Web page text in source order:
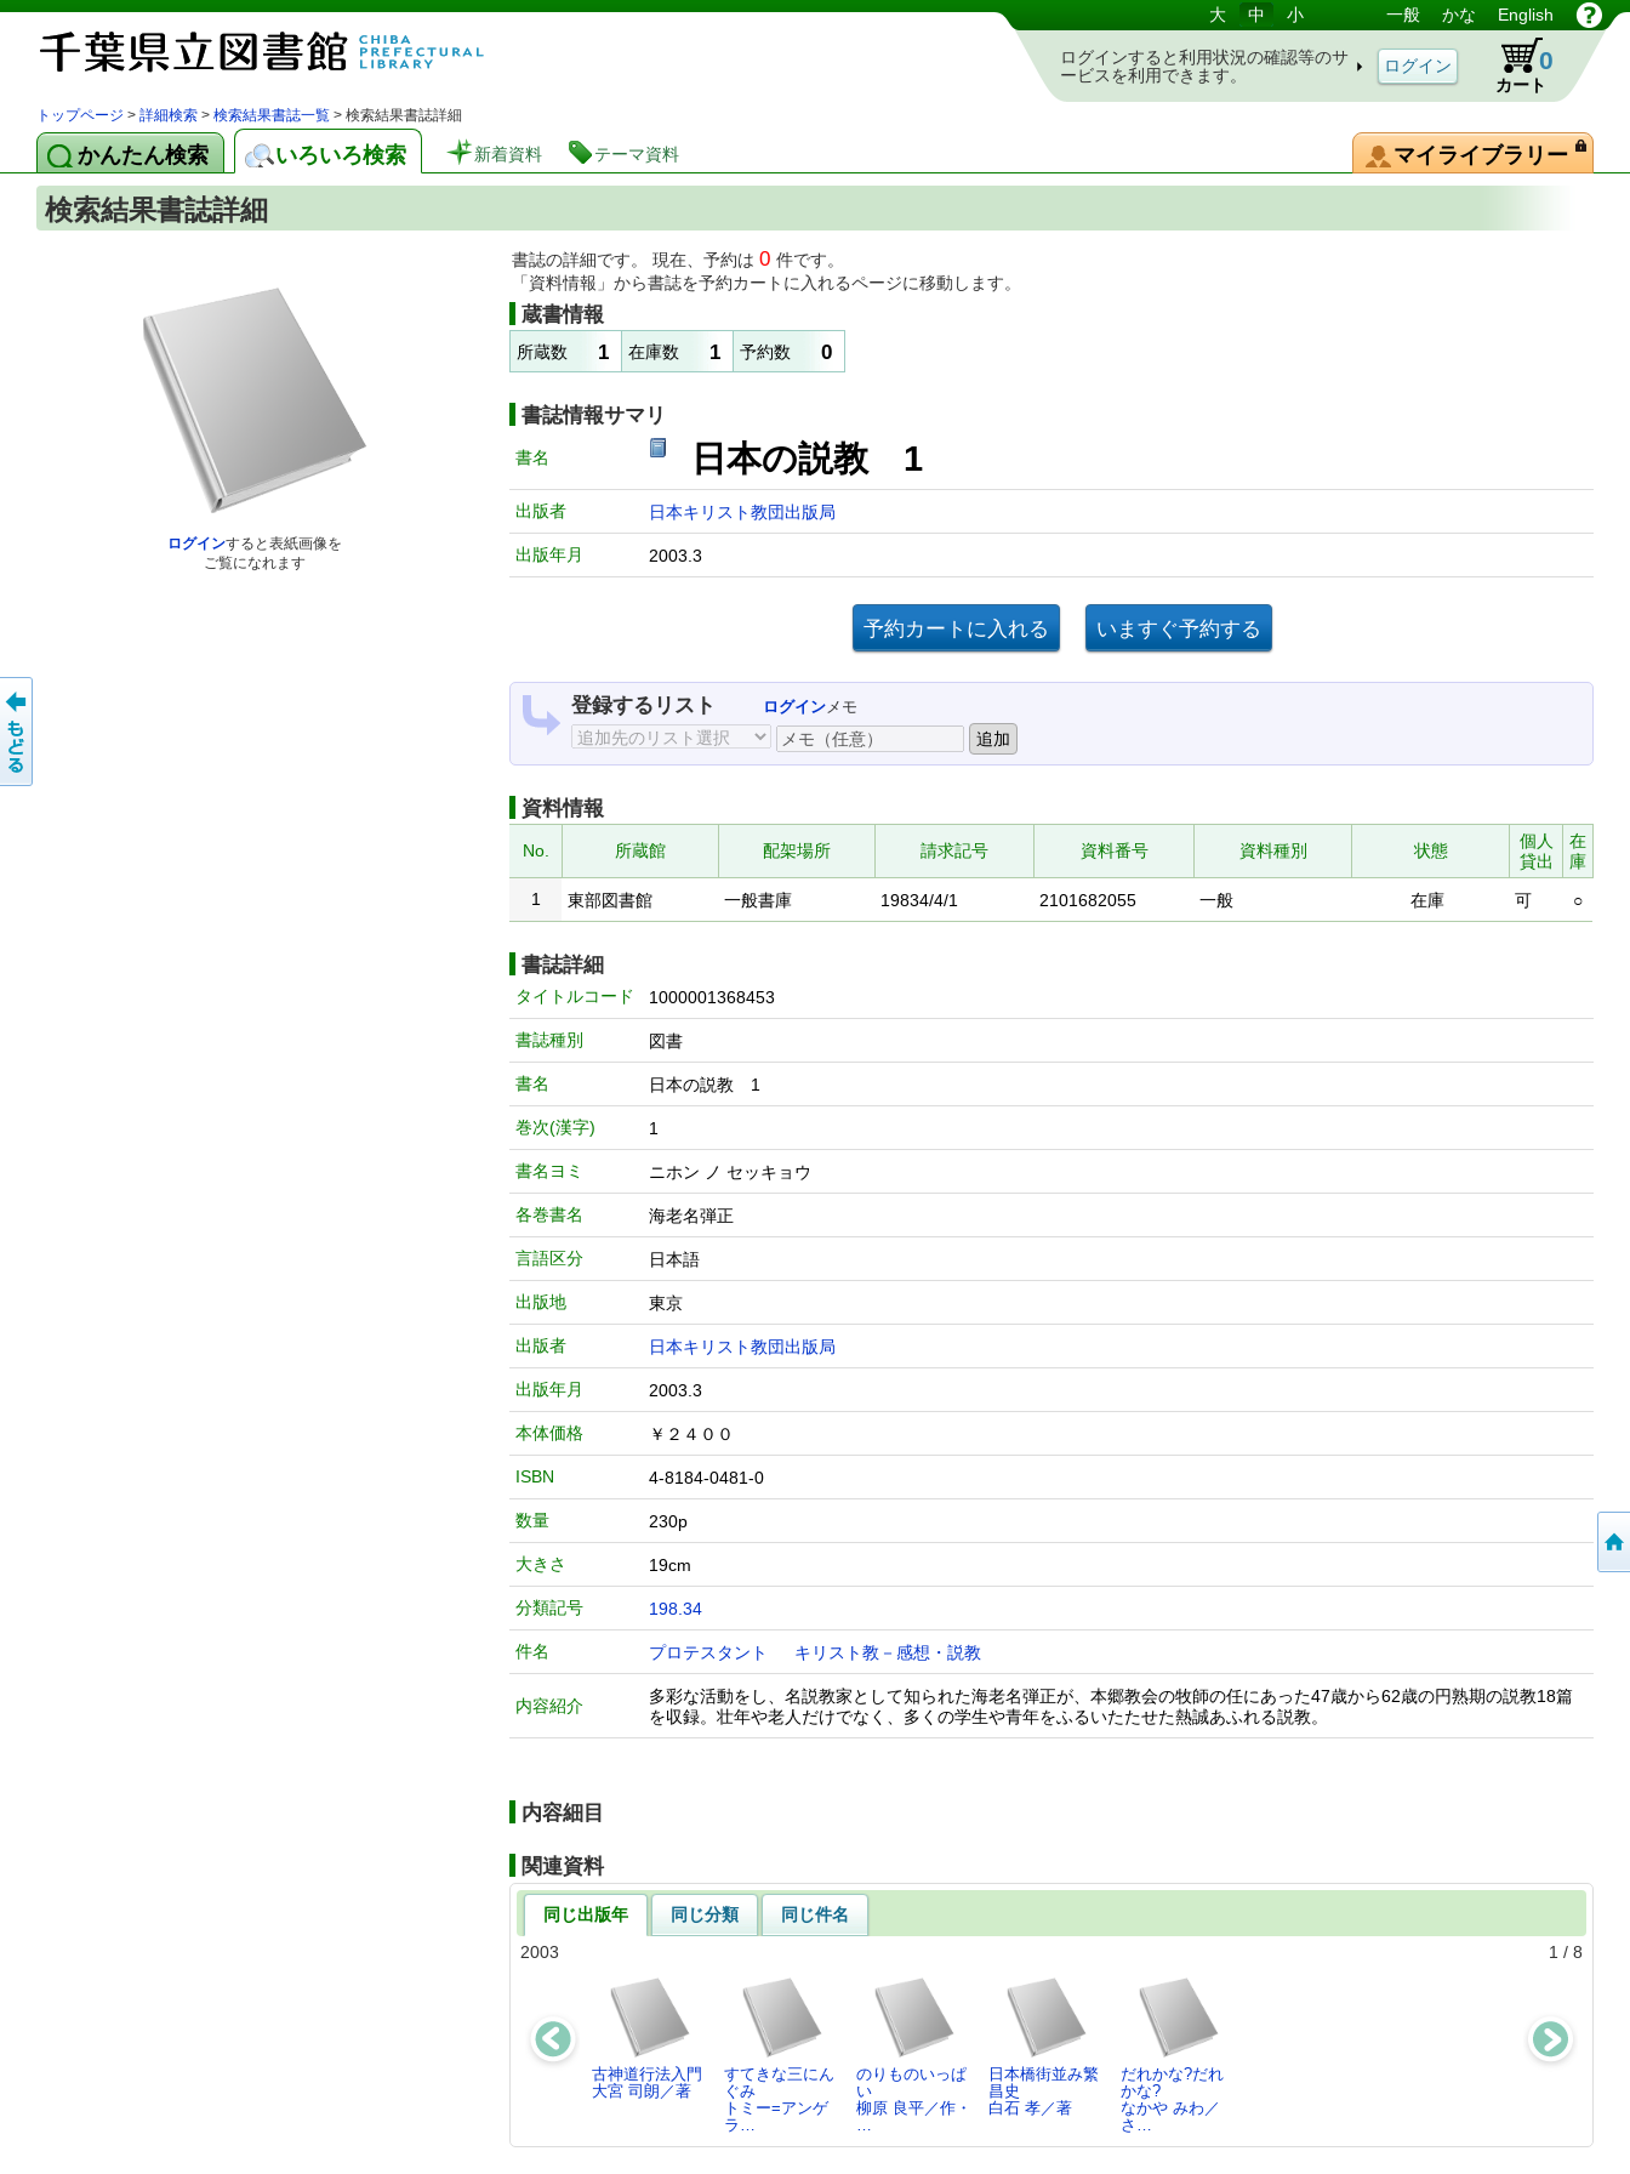
図書館 蔵書検索・予約システム 大 中 小 一般 かな English
ログインすると利用状況の確認等のサ
ービスを利用できます。
カート
0
トップページ > 詳細検索 > 検索結果書誌一覧 > 検索結果書誌詳細
かんたん検索 いろいろ検索 新着資料 テーマ資料 マイライブラリー
検索結果書誌詳細
ログインすると表紙画像を
ご覧になれます
書誌の詳細です。 現在、予約は 0 件です。
「資料情報」から書誌を予約カートに入れるページに移動します。
蔵書情報
所蔵数 1 在庫数 1 予約数 0
書誌情報サマリ
書名 日本の説教 1
出版者 日本キリスト教団出版局
出版年月 2003.3
登録するリスト ログインメモ
資料情報
No. 所蔵館 配架場所 請求記号 資料番号 資料種別 状態
個人
貸出
在
庫
1
東部図書館 一般書庫 19834/4/1 2101682055 一般 在庫 可 ○
書誌詳細
タイトルコード 1000001368453
書誌種別 図書
書名 日本の説教 1
巻次(漢字) 1
書名ヨミ ニホン ノ セッキョウ
各巻書名 海老名弾正
言語区分 日本語
出版地 東京
出版者 日本キリスト教団出版局
出版年月 2003.3
本体価格 ￥２４００
ISBN 4-8184-0481-0
数量 230p
大きさ 19cm
分類記号 198.34
件名 プロテスタント キリスト教－感想・説教
内容紹介
多彩な活動をし、名説教家として知られた海老名弾正が、本郷教会の牧師の任にあった47歳から62歳の円熟期の説教18篇
を収録。壮年や老人だけでなく、多くの学生や青年をふるいたたせた熱誠あふれる説教。
内容細目
関連資料
同じ出版年 同じ分類
同じ件名
2003
1 / 8
古神道行法入門
大宮 司朗／著
すてきな三にん
ぐみ
トミー=アンゲ
ラ…
のりものいっぱ
い
柳原 良平／作・
…
日本橋街並み繁
昌史
白石 孝／著
だれかな?だれ
かな?
なかや みわ／
さ…